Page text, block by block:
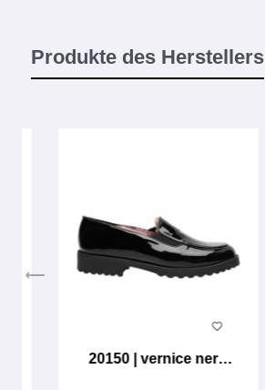
Produkte des Herstellers
20150 | vernice nero